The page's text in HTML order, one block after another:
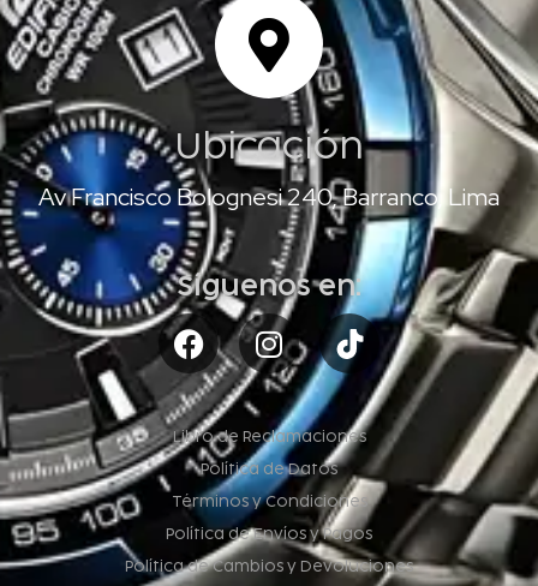
Ubicación
Av Francisco Bolognesi 240, Barranco, Lima
Síguenos en:
Libro de Reclamaciones
Política de Datos
Términos y Condiciones
Política de Envíos y Pagos
Política de Cambios y Devoluciones